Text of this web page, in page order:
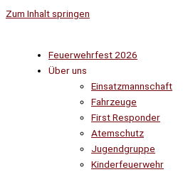
Zum Inhalt springen
Feuerwehrfest 2026
Über uns
Einsatzmannschaft
Fahrzeuge
First Responder
Atemschutz
Jugendgruppe
Kinderfeuerwehr